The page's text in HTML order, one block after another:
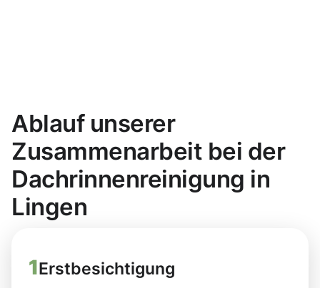
Ablauf unserer
Zusammenarbeit bei der
Dachrinnenreinigung in
Lingen
1Erstbesichtigung